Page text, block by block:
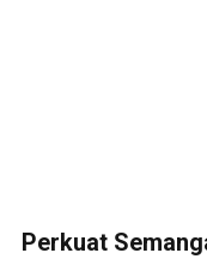
Perkuat